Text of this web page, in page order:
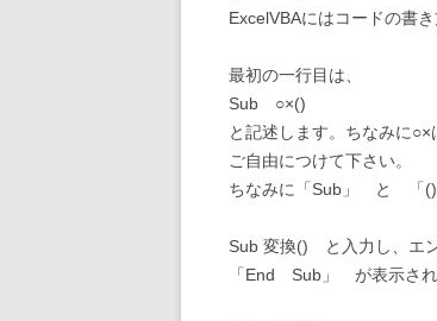
ExcelVBAにはコードの書
最初の一行目は、
Sub ○×()
と記述します。ちなみに
ご自由につけて下さい。
ちなみに「Sub」 と 「()
Sub 変換() と入力し、エ
「End Sub」 が表示され